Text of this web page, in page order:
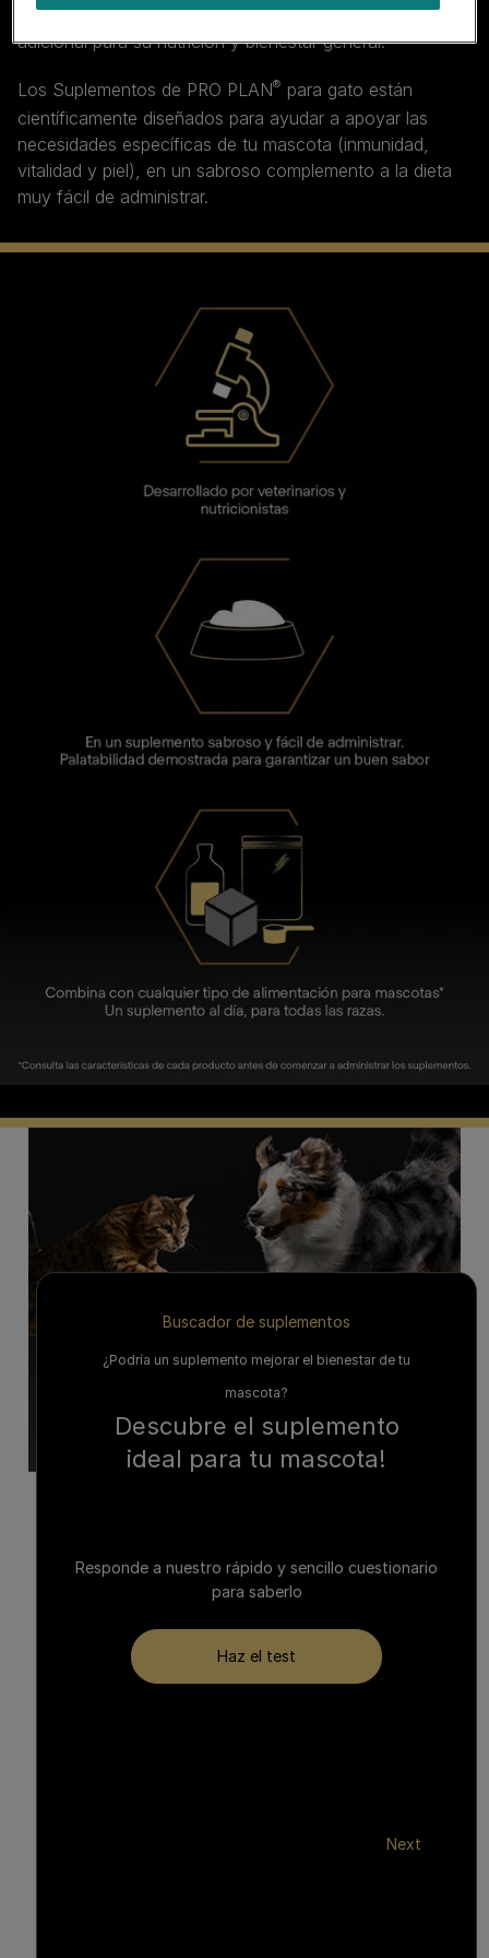
vida, los gatos pueden beneficiarse de un apoyo
adicional para su nutrición y bienestar general.
Los Suplementos de PRO PLAN® para gato están
científicamente diseñados para ayudar a apoyar las
necesidades específicas de tu mascota (inmunidad,
vitalidad y piel), en un sabroso complemento a la dieta
muy fácil de administrar.
Buscador de suplementos
¿Podría un suplemento mejorar el bienestar de tu
mascota?
Descubre el suplemento
ideal para tu mascota!
Responde a nuestro rápido y sencillo cuestionario
para saberlo